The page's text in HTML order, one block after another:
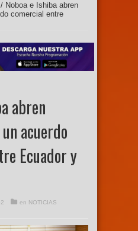
/ Noboa e Ishiba abren
comercial entre
abren
acuerdo
Ecuador y
en NOTICIAS